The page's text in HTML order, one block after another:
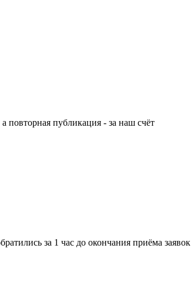
повторная публикация - за наш счёт
за 1 час до окончания приёма заявок